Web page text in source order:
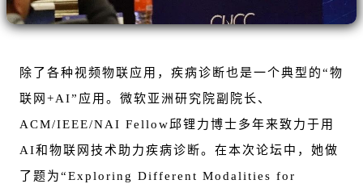
除了各种视频物联应用，疾病诊断也是一个典型的“物
联网+AI”应用。微软亚洲研究院副院长、
ACM/IEEE/NAI Fellow邱锂力博士多年来致力于用
AI和物联网技术助力疾病诊断。在本次论坛中，她做
了题为“Exploring Different Modalities for